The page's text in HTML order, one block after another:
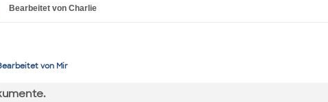
Bearbeitet von Charlie
von Mir